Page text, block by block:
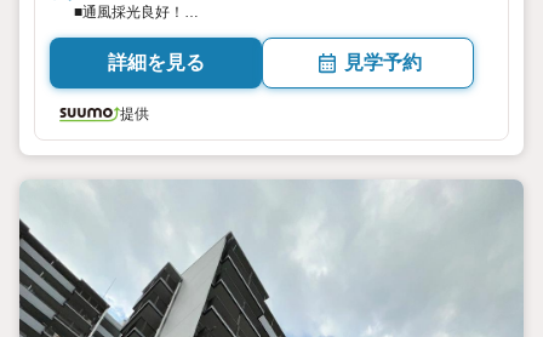
■通風採光良好！
■徒歩圏内充実！
詳細を見る 見学予約
提供